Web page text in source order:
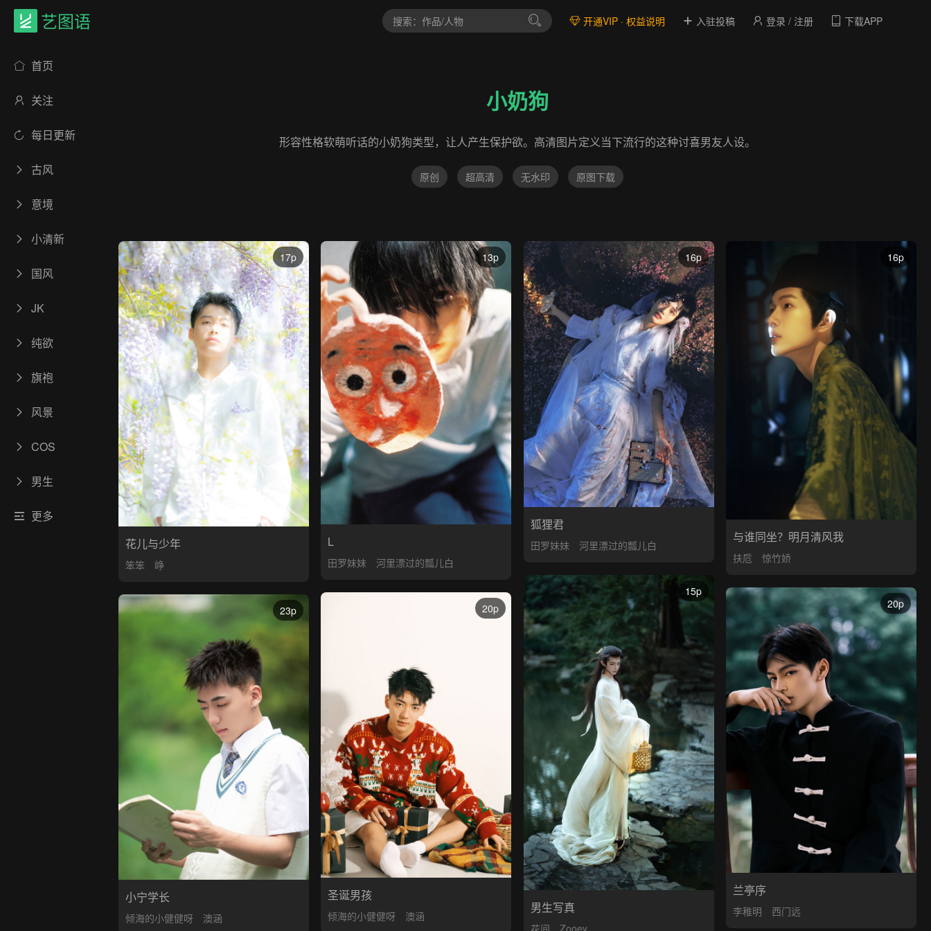
艺图语 开通VIP · 权益说明 入驻投稿 登录 / 注册 下载APP
首页
关注
每日更新
古风
意境
小清新
国风
JK
纯欲
旗袍
风景
COS
男生
更多
小奶狗
形容性格软萌听话的小奶狗类型，让人产生保护欲。高清图片定义当下流行的这种讨喜男友人设。
原创 超高清 无水印 原图下载
17p
花儿与少年
笨笨 峥
13p
L
田罗妹妹 河里漂过的瓢儿白
16p
狐狸君
田罗妹妹 河里漂过的瓢儿白
16p
与谁同坐？明月清风我
扶卮 惊竹娇
15p
男生写真
20p
兰亭序
李稚明 西门远
20p
圣诞男孩
倾海的小健健呀 澳涵
23p
小宁学长
倾海的小健健呀 澳涵